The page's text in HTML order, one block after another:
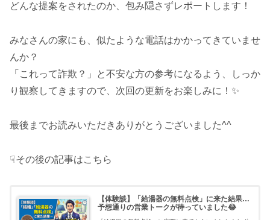
どんな提案をされたのか、包み隠さずレポートします！
みなさんの家にも、似たような電話はかかってきていませ
んか？
「これって詐欺？」と不安な方の参考になるよう、しっか
り観察してきますので、次回の更新をお楽しみに！✨
最後までお読みいただきありがとうございました^^
☟その後の記事はこちら
【体験談】「給湯器の無料点検」に来た結果…
予想通りの営業トークが待っていました😂